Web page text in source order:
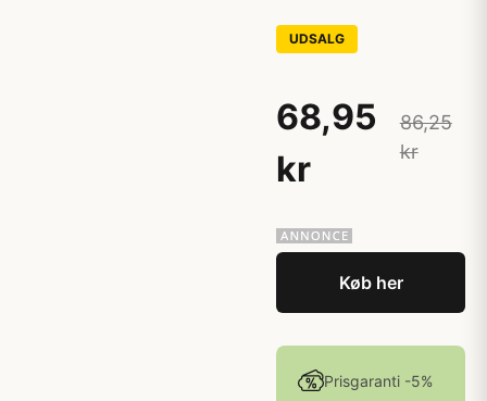
UDSALG
68,95
kr
86,25
kr
Køb her
Prisgaranti -5%